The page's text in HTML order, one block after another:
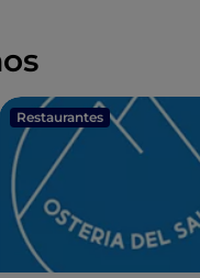
Restaurantes